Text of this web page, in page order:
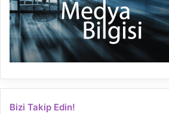
Bizi Takip Edin!